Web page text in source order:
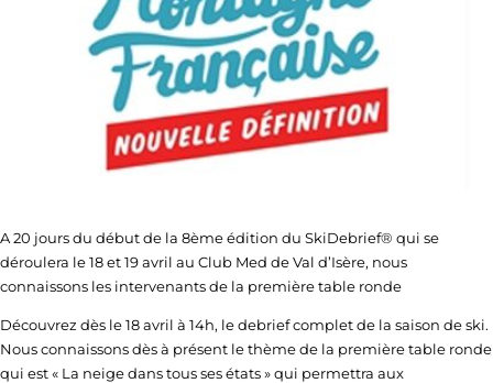
A 20 jours du début de la 8ème édition du SkiDebrief® qui se
déroulera le 18 et 19 avril au Club Med de Val d’Isère, nous
connaissons les intervenants de la première table ronde
Découvrez dès le 18 avril à 14h, le debrief complet de la saison de ski.
Nous connaissons dès à présent le thème de la première table ronde
qui est « La neige dans tous ses états » qui permettra aux